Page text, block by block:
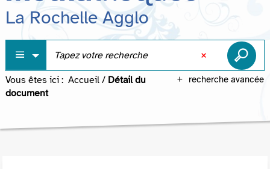
La Rochelle Agglo
recherche avancée
Vous êtes ici : Accueil / Détail du
document